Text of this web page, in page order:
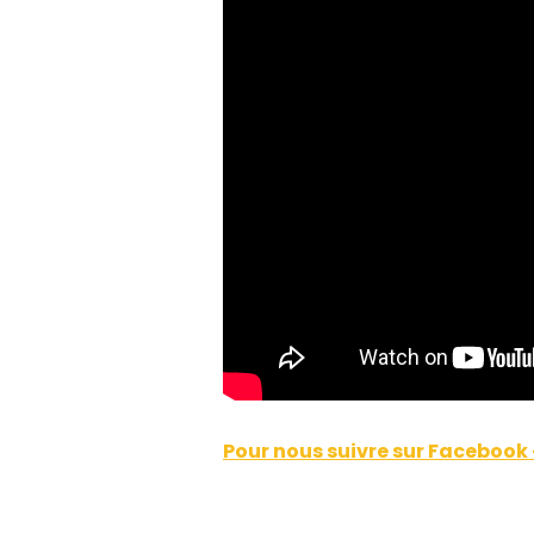
Pour nous suivre sur